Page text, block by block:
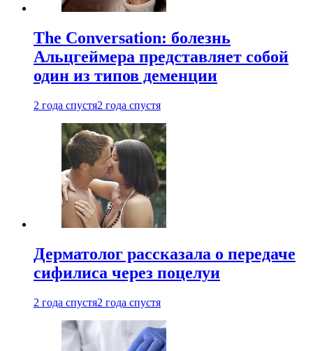
The Conversation: болезнь
Альцгеймера представляет собой
один из типов деменции
2 года спустя2 года спустя
Дерматолог рассказала о передаче
сифилиса через поцелуи
2 года спустя2 года спустя